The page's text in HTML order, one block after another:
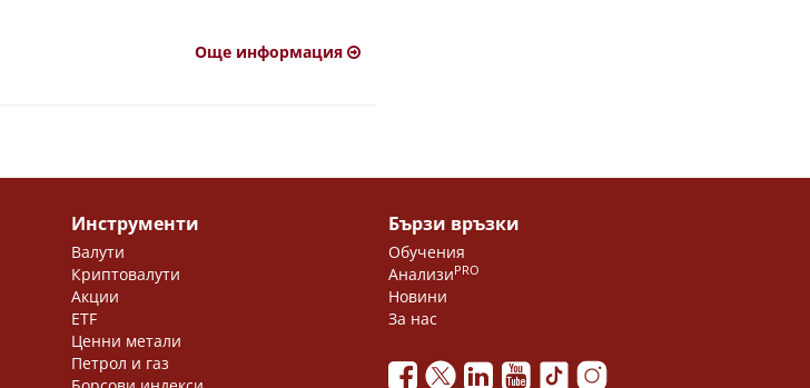
Още информация
Инструменти
Валути
Криптовалути
Акции
ETF
Ценни метали
Петрол и газ
Бързи връзки
Обучения
АнализиPRO
Новини
За нас